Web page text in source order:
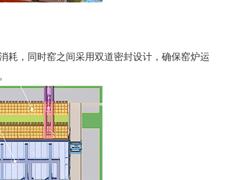
耗，同时窑之间采用双道密封设计，确保窑炉运